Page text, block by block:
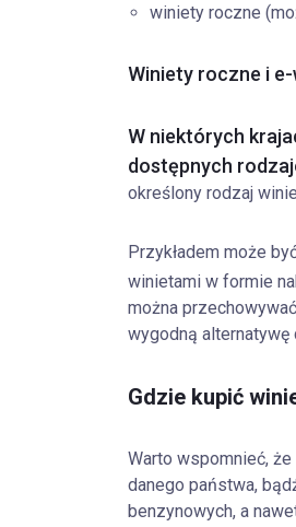
winiety roczne
Winiety roczne i
W niektórych
dostępnych
określony rodzaj
Przykładem może
winietami w formie
można
wygodną alternatywę
Gdzie kupić
Warto wspomnieć,
danego państwa,
benzynowych, a